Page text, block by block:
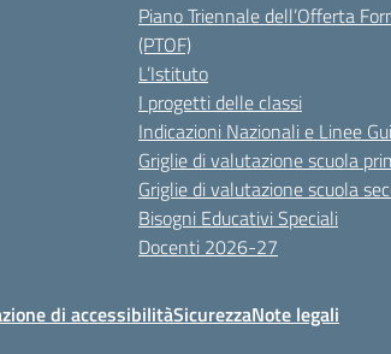
Piano Triennale dell’Offerta
(PTOF)
L’Istituto
I progetti delle classi
Indicazioni Nazionali e Linee
Griglie di valutazione scuola
Griglie di valutazione scuola
Bisogni Educativi Speciali
Docenti 2026-27
di accessibilitàSicurezzaNote legali